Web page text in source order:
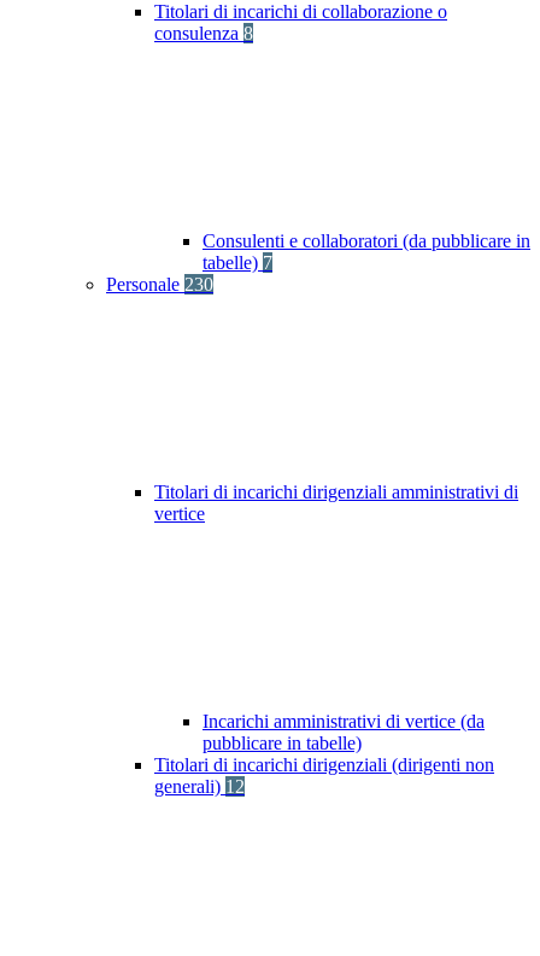
Titolari di incarichi di collaborazione o
consulenza 8
Consulenti e collaboratori (da pubblicare in
tabelle) 7
Personale 230
Titolari di incarichi dirigenziali amministrativi di
vertice
Incarichi amministrativi di vertice (da
pubblicare in tabelle)
Titolari di incarichi dirigenziali (dirigenti non
generali) 12